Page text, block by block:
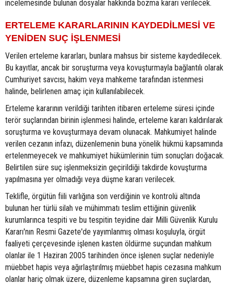
incelemesinde bulunan dosyalar hakkında bozma kararı verilecek.
ERTELEME KARARLARININ KAYDEDİLMESİ VE
YENİDEN SUÇ İŞLENMESİ
Verilen erteleme kararları, bunlara mahsus bir sisteme kaydedilecek.
Bu kayıtlar, ancak bir soruşturma veya kovuşturmayla bağlantılı olarak
Cumhuriyet savcısı, hakim veya mahkeme tarafından istenmesi
halinde, belirlenen amaç için kullanılabilecek.
Erteleme kararının verildiği tarihten itibaren erteleme süresi içinde
terör suçlarından birinin işlenmesi halinde, erteleme kararı kaldırılarak
soruşturma ve kovuşturmaya devam olunacak. Mahkumiyet halinde
verilen cezanın infazı, düzenlemenin buna yönelik hükmü kapsamında
ertelenmeyecek ve mahkumiyet hükümlerinin tüm sonuçları doğacak.
Belirtilen süre suç işlenmeksizin geçirildiği takdirde kovuşturma
yapılmasına yer olmadığı veya düşme kararı verilecek.
Teklifle, örgütün fiili varlığına son verdiğinin ve kontrolü altında
bulunan her türlü silah ve mühimmatı teslim ettiğinin güvenlik
kurumlarınca tespiti ve bu tespitin teyidine dair Milli Güvenlik Kurulu
Kararı'nın Resmi Gazete'de yayımlanmış olması koşuluyla, örgüt
faaliyeti çerçevesinde işlenen kasten öldürme suçundan mahkum
olanlar ile 1 Haziran 2005 tarihinden önce işlenen suçlar nedeniyle
müebbet hapis veya ağırlaştırılmış müebbet hapis cezasına mahkum
olanlar hariç olmak üzere, düzenleme kapsamına giren suçlardan,